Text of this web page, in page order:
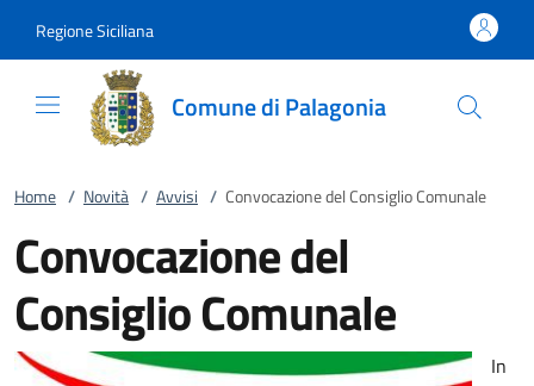
Regione Siciliana
Comune di Palagonia
Home / Novità / Avvisi / Convocazione del Consiglio Comunale
Convocazione del
Consiglio Comunale
In